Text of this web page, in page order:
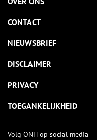
CONTACT
NIEUWSBRIEF
DISCLAIMER
PRIVACY
TOEGANKELIJKHEID
Volg ONH op social media